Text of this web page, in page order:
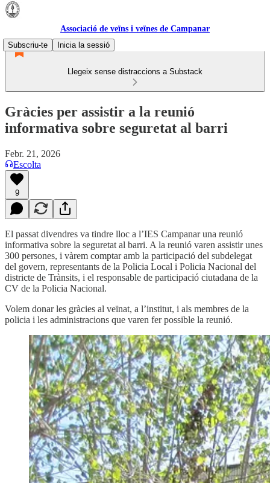
Associació de veïns i veïnes de Campanar
Subscriu-te
Inicia la sessió
Llegeix sense distraccions a Substack
Gràcies per assistir a la reunió
informativa sobre seguretat al barri
Febr. 21, 2026
Escolta
9
El passat divendres va tindre lloc a l’IES Campanar una reunió
informativa sobre la seguretat al barri. A la reunió varen assistir unes
300 persones, i vàrem comptar amb la participació del subdelegat
del govern, representants de la Policia Local i Policia Nacional del
districte de Trànsits, i el responsable de participació ciutadana de la
CV de la Policia Nacional.
Volem donar les gràcies al veïnat, a l’institut, i als membres de la
policia i les administracions que varen fer possible la reunió.